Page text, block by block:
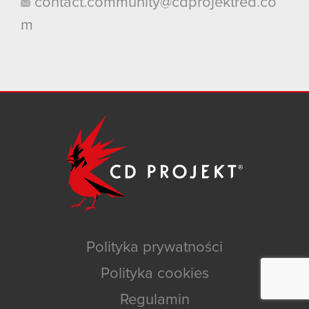
m
Polityka prywatności
Polityka cookies
Regulamin